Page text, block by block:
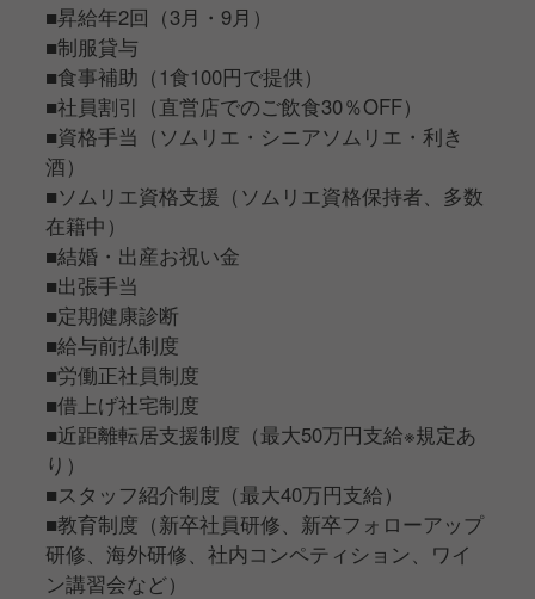
■昇給年2回（3月・9月）
■制服貸与
■食事補助（1食100円で提供）
■社員割引（直営店でのご飲食30％OFF）
■資格手当（ソムリエ・シニアソムリエ・利き
酒）
■ソムリエ資格支援（ソムリエ資格保持者、多数
在籍中）
■結婚・出産お祝い金
■出張手当
■定期健康診断
■給与前払制度
■労働正社員制度
■借上げ社宅制度
■近距離転居支援制度（最大50万円支給※規定あ
り）
■スタッフ紹介制度（最大40万円支給）
■教育制度（新卒社員研修、新卒フォローアップ
研修、海外研修、社内コンペティション、ワイ
ン講習会など）